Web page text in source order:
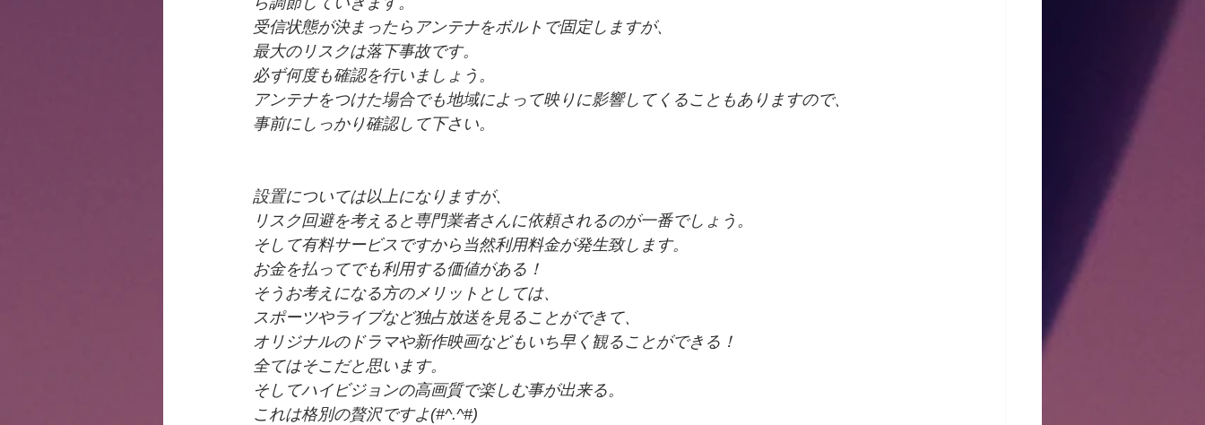
受信状態が決まったらアンテナをボルトで固定しますが、
最大のリスクは落下事故です。
必ず何度も確認を行いましょう。
アンテナをつけた場合でも地域によって映りに影響してくることもありますので、
事前にしっかり確認して下さい。
設置については以上になりますが、
リスク回避を考えると専門業者さんに依頼されるのが一番でしょう。
そして有料サービスですから当然利用料金が発生致します。
お金を払ってでも利用する価値がある！
そうお考えになる方のメリットとしては、
スポーツやライブなど独占放送を見ることができて、
オリジナルのドラマや新作映画などもいち早く観ることができる！
全てはそこだと思います。
そしてハイビジョンの高画質で楽しむ事が出来る。
これは格別の贅沢ですよ(#^.^#)